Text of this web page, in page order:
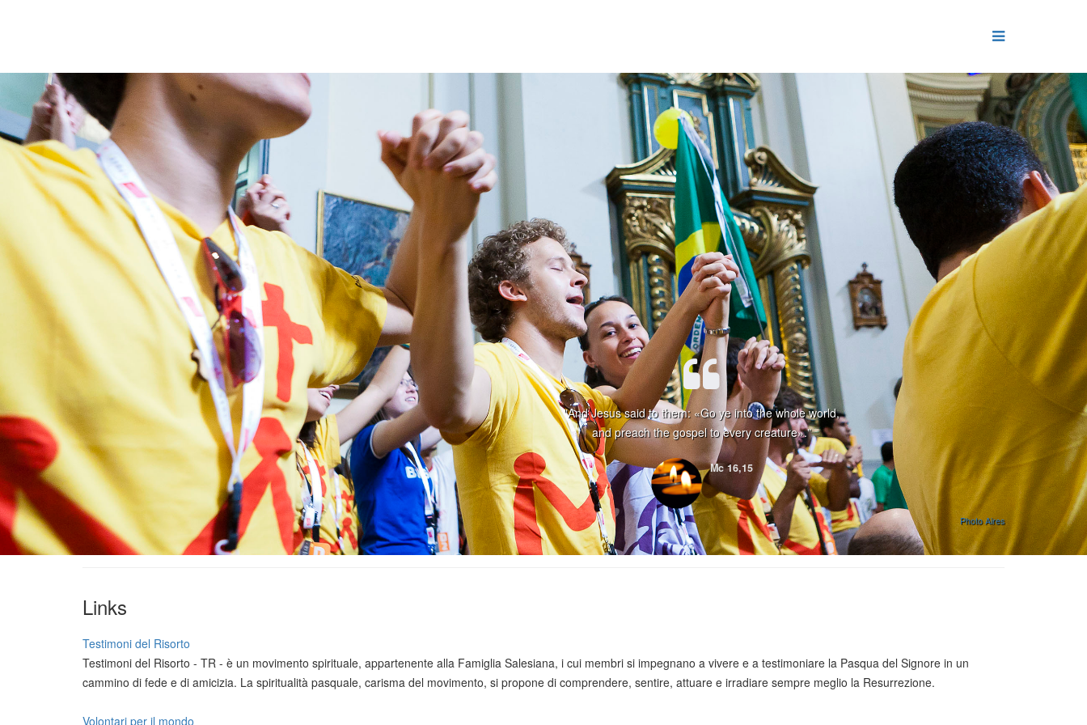
"And Jesus said to them: «Go ye into the whole world,
and preach the gospel to every creature»."
Mc 16,15
Photo Aires
Links
Testimoni del Risorto
Testimoni del Risorto - TR - è un movimento spirituale, appartenente alla Famiglia Salesiana, i cui membri si impegnano a vivere e a testimoniare la Pasqua del Signore in un
cammino di fede e di amicizia. La spiritualità pasquale, carisma del movimento, si propone di comprendere, sentire, attuare e irradiare sempre meglio la Resurrezione.
Volontari per il mondo